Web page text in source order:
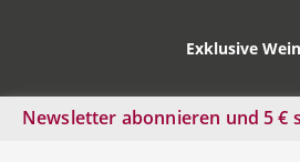
Exklusive
Newsletter abonnieren und 5 €